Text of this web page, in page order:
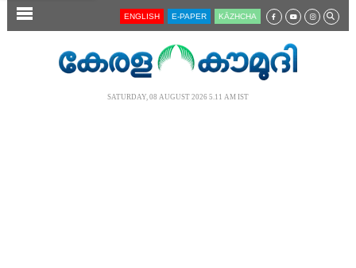
SECTIONS ENGLISH E-PAPER KĀZHCHA
SATURDAY, 08 AUGUST 2026 5.11 AM IST